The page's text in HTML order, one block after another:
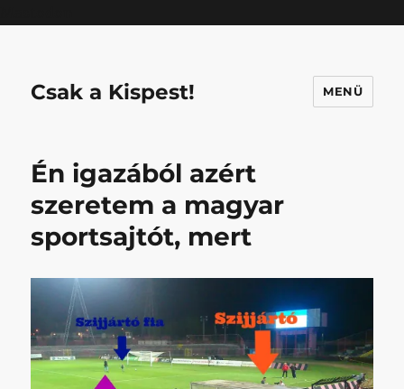
Csak a Kispest! MENÜ
Én igazából azért
szeretem a magyar
sportsajtót, mert